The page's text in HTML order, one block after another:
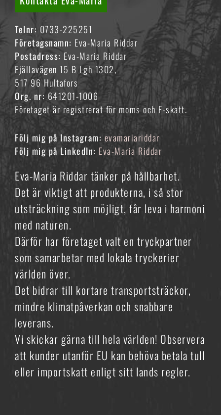
Telnr: 0733-225251
Företagsnamn: Eva-Maria Riddar
Postadress: Eva-Maria Riddar
Fjällavägen 15 B Lgh 1302,
517 96 Hultafors
Org. nr: 641201-1006
Företaget är registrerat för moms och F-skatt.
Följ mig på Instagram: evamariariddar
Följ mig på LinkedIn: Eva-Maria Riddar
Eva-Maria Riddar tänker på hållbarhet.
Det är viktigt att produkterna, i så stor
utsträckning som möjligt, får leva i harmoni
med naturen.
Därför har företaget valt en tryckpartner
som samarbetar med lokala tryckerier
världen över.
Det bidrar till kortare transportsträckor,
mindre klimatpåverkan och snabbare
leverans.
Vi skickar gärna till hela världen! Observera
att kunder utanför EU kan behöva betala tull
eller importskatt enligt sitt lands regler.